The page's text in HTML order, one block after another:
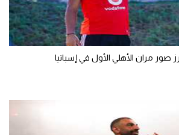
صور مران الأهلي الأول في إسبانيا